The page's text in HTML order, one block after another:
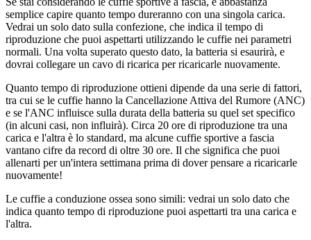
semplice capire quanto tempo dureranno con una singola carica.
Vedrai un solo dato sulla confezione, che indica il tempo di
riproduzione che puoi aspettarti utilizzando le cuffie nei parametri
normali. Una volta superato questo dato, la batteria si esaurirà, e
dovrai collegare un cavo di ricarica per ricaricarle nuovamente.
Quanto tempo di riproduzione ottieni dipende da una serie di fattori,
tra cui se le cuffie hanno la Cancellazione Attiva del Rumore (ANC)
e se l'ANC influisce sulla durata della batteria su quel set specifico
(in alcuni casi, non influirà). Circa 20 ore di riproduzione tra una
carica e l'altra è lo standard, ma alcune cuffie sportive a fascia
vantano cifre da record di oltre 30 ore. Il che significa che puoi
allenarti per un'intera settimana prima di dover pensare a ricaricarle
nuovamente!
Le cuffie a conduzione ossea sono simili: vedrai un solo dato che
indica quanto tempo di riproduzione puoi aspettarti tra una carica e
l'altra.